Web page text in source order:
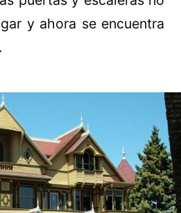
y ahora se encuentra